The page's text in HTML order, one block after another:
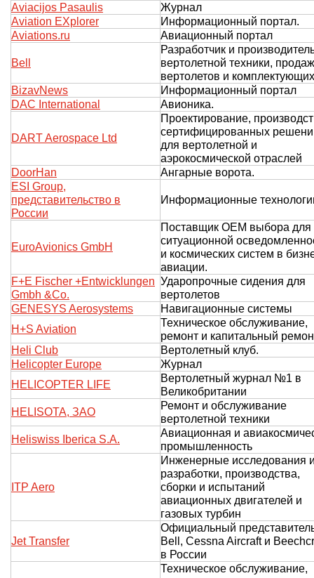
Aviacijos Pasaulis
Журнал
Aviation EXplorer
Информационный портал.
Aviations.ru
Авиационный портал
Bell
Разработчик и
вертолетной техники,
вертолетов и комплектующих
BizavNews
Информационный портал
DAC International
Авионика.
DART Aerospace Ltd
Проектирование,
сертифицированных
для вертолетной и
аэрокосмической отраслей
DoorHan
Ангарные ворота.
ESI Group,
представительство в
России
Информационные
EuroAvionics GmbH
Поставщик OEM выбора для
ситуационной
и космических систем в
авиации.
F+E Fischer +Entwicklungen
Gmbh &Co.
Ударопрочные сидения для
вертолетов
GENESYS Aerosystems
Навигационные системы
H+S Aviation
Техническое обслуживание,
ремонт и капитальный
Heli Club
Вертолетный клуб.
Helicopter Europe
Журнал
HELICOPTER LIFE
Вертолетный журнал №1 в
Великобритании
HELISOTA, ЗАО
Ремонт и обслуживание
вертолетной техники
Heliswiss Iberica S.A.
Авиационная и
промышленность
ITP Aero
Инженерные исследования
разработки, производства,
сборки и испытаний
авиационных двигателей и
газовых турбин
Jet Transfer
Официальный
Bell, Cessna Aircraft и
в России
Техническое обслуживание,